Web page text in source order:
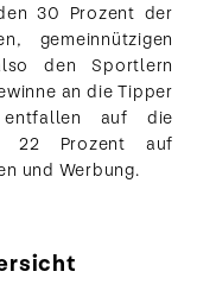
30 Prozent der
gemeinnützigen
den Sportlern
an die Tipper
auf die
22 Prozent auf
und Werbung.